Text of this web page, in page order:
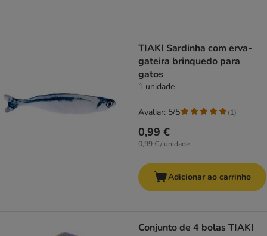
TIAKI Sardinha com erva-
gateira brinquedo para
gatos
1 unidade
0,99 €
0,99 € / unidade
Avaliar: 5/5 (1)
Adicionar ao carrinho
Conjunto de 4 bolas TIAKI